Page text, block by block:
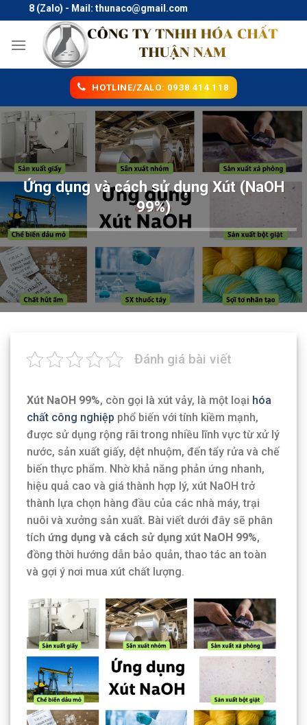
to
content
- Mail: thunaco@gmail.com
HOTLINE/ZALO: 0938 414 118
Ứng dụng và cách sử dụng Xút (NaOH
99%)
Đánh giá bài viết
Xút NaOH 99%, còn gọi là xút vảy, là một loại hóa
chất công nghiệp phổ biến với tính kiềm mạnh,
được sử dụng rộng rãi trong nhiều lĩnh vực từ xử lý
nước, sản xuất giấy, dệt nhuộm, đến tẩy rửa và chế
biến thực phẩm. Nhờ khả năng phản ứng nhanh,
hiệu quả cao và giá thành hợp lý, xút NaOH trở
thành lựa chọn hàng đầu của các nhà máy, trại
nuôi và xưởng sản xuất. Bài viết dưới đây sẽ phân
tích ứng dụng và cách sử dụng xút NaOH 99%,
đồng thời hướng dẫn bảo quản, thao tác an toàn
và gợi ý nơi mua xút chất lượng.